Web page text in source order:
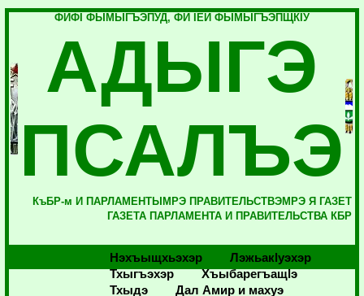
ФИФI ФЫМЫГЪЭПУД, ФИ IЕЙ ФЫМЫГЪЭПЩКIУ
АДЫГЭ
ПСАЛЪЭ
КъБР-м И ПАРЛАМЕНТЫМРЭ ПРАВИТЕЛЬСТВЭМРЭ Я ГАЗЕТ
ГАЗЕТА ПАРЛАМЕНТА И ПРАВИТЕЛЬСТВА КБР
Нэхъыщхьэхэр
Лэжьакlуэхэр
Тхыгъэхэр
Хъыбарегъащlэ
Тхыдэ
Дал Амир и махуэ